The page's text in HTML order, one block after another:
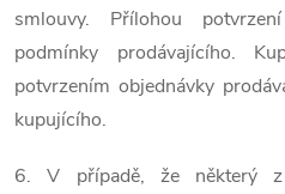
smlouvy. Přílohou
podmínky prodávajícího.
potvrzením objednávky
kupujícího.
6. V případě, že některý z